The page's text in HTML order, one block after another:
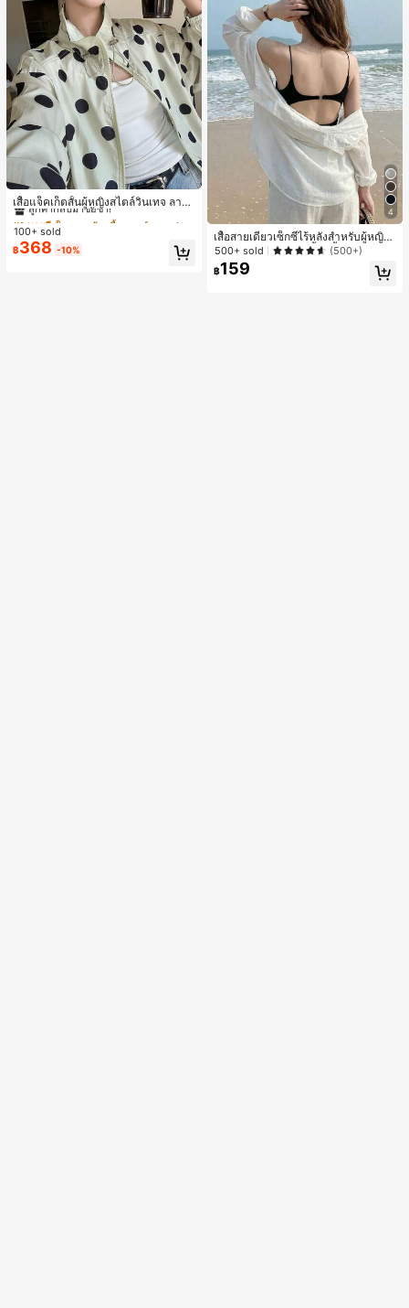
เสื้อแจ็คเก็ตสั้นผู้หญิงสไตล์วินเทจ ลายจุ
ดขนาดใหญ่ คอตั้ง เอวเข้ารูป แขนพอง
ทรงหลวม แฟชั่นอเนกประสงค์ สำหรับใ
ส่ประจำวันและไปเที่ยวพักผ่อน
#1 ขายดี
ใน กระเป๋า เสื้อคลุมลำลอง
ลูกค้ากลับมาซื้อซ้ำ!
#1 ขายดี ใน กระเป๋า เสื้อคลุมลำลอง
ลูกค้ากลับมาซื้อซ้ำ!
#1 ขายดี ใน กระเป๋า เสื้อคลุมลำลอง
ลูกค้ากลับมาซื้อซ้ำ!
#1 ขายดี ใน กระเป๋า เสื้อคลุมลำลอง
100+ sold
฿368 -10%
4
เสื้อสายเดี่ยวเซ็กซี่ไร้หลังสำหรับผู้หญิง
พร้อมบราแบบมีฟองน้ำ, เสื้อกล้ามแขน
กุด, เสื้อลำลองสีดำสำหรับฤดูร้อน
500+ sold (500+)
฿159